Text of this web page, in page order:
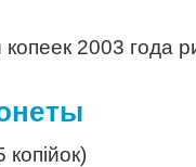
копеек 2003 года
копiйок)